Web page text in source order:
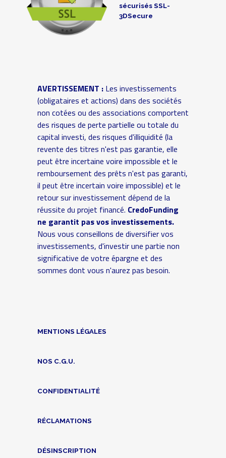
sécurisés SSL-
3DSecure
AVERTISSEMENT :Les investissements
(obligataires et actions) dans des sociétés
non cotées ou des associations comportent
des risques de perte partielle ou totale du
capital investi, des risques d'illiquidité (la
revente des titres n'est pas garantie, elle
peut être incertaine voire impossible et le
remboursement des prêts n'est pas garanti,
il peut être incertain voire impossible) et le
retour sur investissement dépend de la
réussite du projet financé. CredoFunding
ne garantit pas vos investissements.
Nous vous conseillons de diversifier vos
investissements, d'investir une partie non
significative de votre épargne et des
sommes dont vous n'aurez pas besoin.
MENTIONS LÉGALES
NOS C.G.U.
CONFIDENTIALITÉ
RÉCLAMATIONS
DÉSINSCRIPTION